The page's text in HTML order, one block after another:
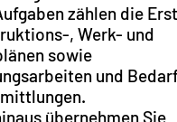
zählen die
, Werk- und
sowie
und
übernehmen Sie